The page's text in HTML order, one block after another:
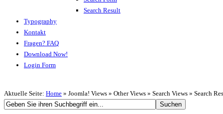
Search Result
Typography
Kontakt
Fragen? FAQ
Download Now!
Login Form
Aktuelle Seite: Home » Joomla! Views » Other Views » Search Views » Search